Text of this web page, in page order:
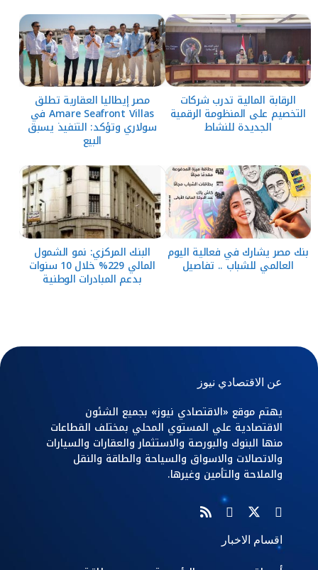
الرقابة المالية تدرب شركات
التخصيم على المنظومة الرقمية
الجديدة للنشاط
مصر إيطاليا العقارية تطلق
Amare Seafront Villas في
سولاري وتؤكد: التنفيذ يسبق
البيع
بنك مصر يشارك في فعالية اليوم
العالمي للشباب .. تفاصيل
البنك المركزي: نمو الشمول
المالي 229% خلال 10 سنوات
بدعم المبادرات الوطنية
عن الاقتصادي نيوز
يهتم موقع «الاقتصادي نيوز» بجميع الشئون
الاقتصادية علي المستوي المحلي بمختلف القطاعات
منها البنوك والبورصة والاستثمار والعقارات والسيارات
والاتصالات والاسواق والسياحة والطاقة والنقل
والملاحة والتأمين وغيرها.
اقسام الاخبار